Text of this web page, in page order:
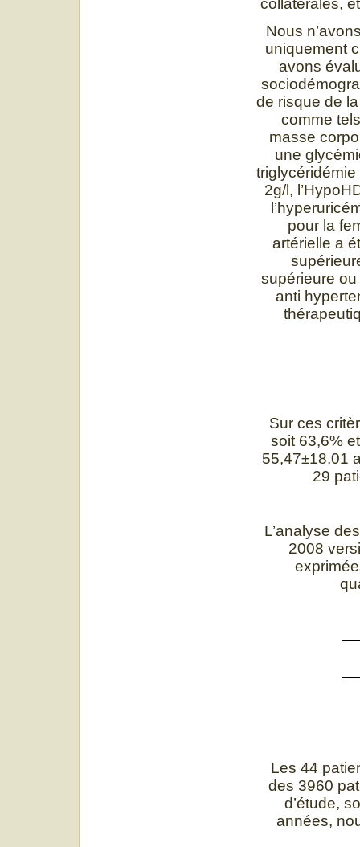
collatérales,
Nous
uniquement
avons
de risque de
comme
masse
une
2g/l,
pour la
artérielle a
supérieure ou
anti
Sur ces
soit 63,6%
55,47±18,01
29
L’analyse
2008
Les 44
des 3960
d’étude,
années,